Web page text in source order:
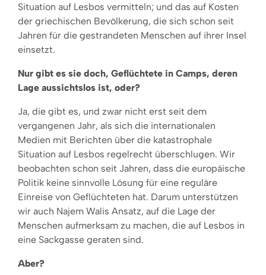
Situation auf Lesbos vermitteln; und das auf Kosten
der griechischen Bevölkerung, die sich schon seit
Jahren für die gestrandeten Menschen auf ihrer Insel
einsetzt.
Nur gibt es sie doch, Geflüchtete in Camps, deren
Lage aussichtslos ist, oder?
Ja, die gibt es, und zwar nicht erst seit dem
vergangenen Jahr, als sich die internationalen
Medien mit Berichten über die katastrophale
Situation auf Lesbos regelrecht überschlugen. Wir
beobachten schon seit Jahren, dass die europäische
Politik keine sinnvolle Lösung für eine reguläre
Einreise von Geflüchteten hat. Darum unterstützen
wir auch Najem Walis Ansatz, auf die Lage der
Menschen aufmerksam zu machen, die auf Lesbos in
eine Sackgasse geraten sind.
Aber?